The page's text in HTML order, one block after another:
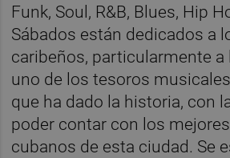
Funk, Soul, R&B, Blues, Hip
Sábados están dedicados a
caribeños, particularmente a
uno de los tesoros
que ha dado la historia, con
poder contar con los
cubanos de esta ciudad. Se